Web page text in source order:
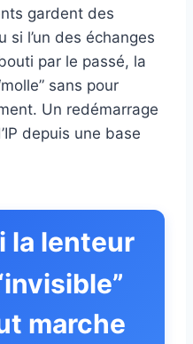
gardent des
si l’un des échanges
par le passé, la
sans pour
Un redémarrage
depuis une base
la lenteur
marche